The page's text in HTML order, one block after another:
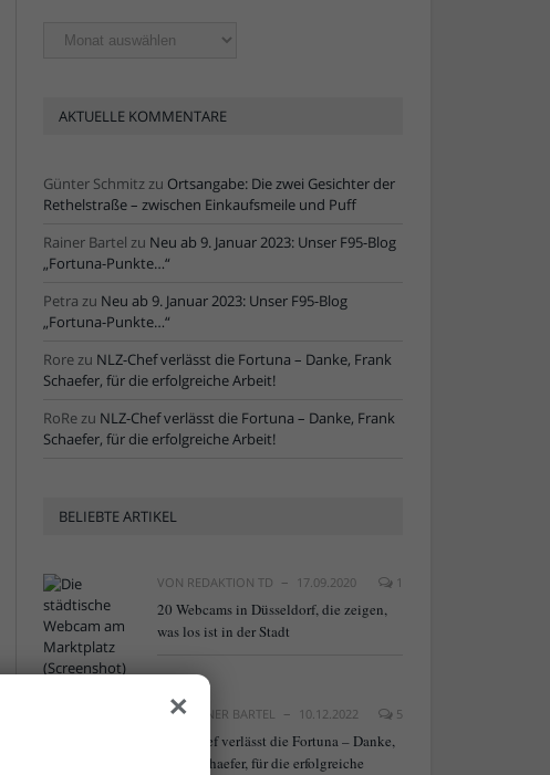
Ältere
AKTUELLE KOMMENTARE
Günter Schmitzzu Ortsangabe: Die zwei Gesichter der
Rethelstraße – zwischen Einkaufsmeile und Puff
Rainer Bartel zu Neu ab 9. Januar 2023: Unser F95-Blog
„Fortuna-Punkte…“
Petra zu Neu ab 9. Januar 2023: Unser F95-Blog
„Fortuna-Punkte…“
Rorezu NLZ-Chef verlässt die Fortuna – Danke, Frank
Schaefer, für die erfolgreiche Arbeit!
RoRezu NLZ-Chef verlässt die Fortuna – Danke, Frank
Schaefer, für die erfolgreiche Arbeit!
BELIEBTE ARTIKEL
VON REDAKTION TD 17.09.2020 1
20 Webcams in Düsseldorf, die zeigen,
was los ist in der Stadt
VON RAINER BARTEL 10.12.2022 5
NLZ-Chef verlässt die Fortuna – Danke,
Frank Schaefer, für die erfolgreiche
×